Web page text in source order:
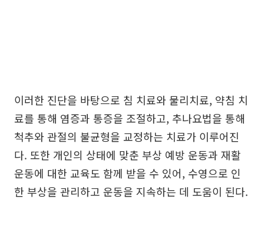
이러한 진단을 바탕으로 침 치료와 물리치료, 약침 치
료를 통해 염증과 통증을 조절하고, 추나요법을 통해
척추와 관절의 불균형을 교정하는 치료가 이루어진
다. 또한 개인의 상태에 맞춘 부상 예방 운동과 재활
운동에 대한 교육도 함께 받을 수 있어, 수영으로 인
한 부상을 관리하고 운동을 지속하는 데 도움이 된다.